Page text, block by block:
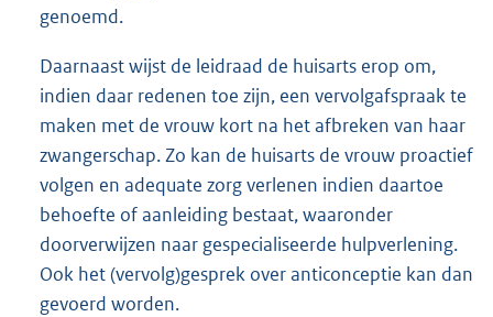
genoemd.
Daarnaast wijst de leidraad de huisarts erop om,
indien daar redenen toe zijn, een vervolgafspraak te
maken met de vrouw kort na het afbreken van haar
zwangerschap. Zo kan de huisarts de vrouw proactief
volgen en adequate zorg verlenen indien daartoe
behoefte of aanleiding bestaat, waaronder
doorverwijzen naar gespecialiseerde hulpverlening.
Ook het (vervolg)gesprek over anticonceptie kan dan
gevoerd worden.